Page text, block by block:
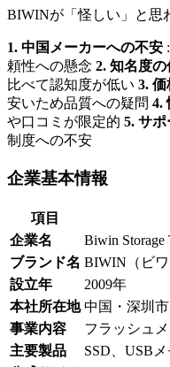
BIWINが「怪しい」と思
1. 中国メーカーへの不安
頼性への懸念 2. 知名度の
比べて認知度が低い 3. 価
安いため品質への疑問 4.
や口コミが限定的 5. サポ
制度への不安
企業基本情報
項目
企業名
Biwin Storage
ブランド名 BIWIN（ビワ
設立年
2009年
本社所在地 中国・深圳市
事業内容
フラッシュ
主要製品
SSD、USB